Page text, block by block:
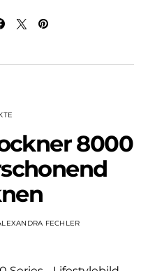
8000
FECHLER